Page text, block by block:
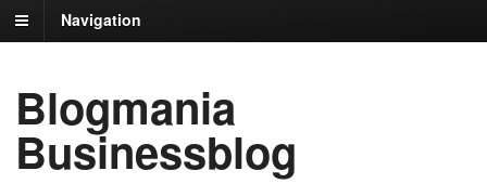
Navigation
Blogmania
Businessblog